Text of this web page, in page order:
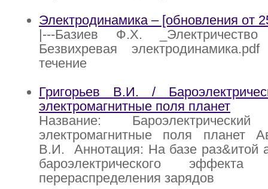
Электродинамика – [обновления от
|---Базиев Ф.Х.
Безвихревая
течение
Григорьев В.И. /
электромагнитные поля планет
Название:
электромагнитные поля планет
В.И. Аннотация: На базе раз&итой
бароэлектрического
перераспределения зарядов